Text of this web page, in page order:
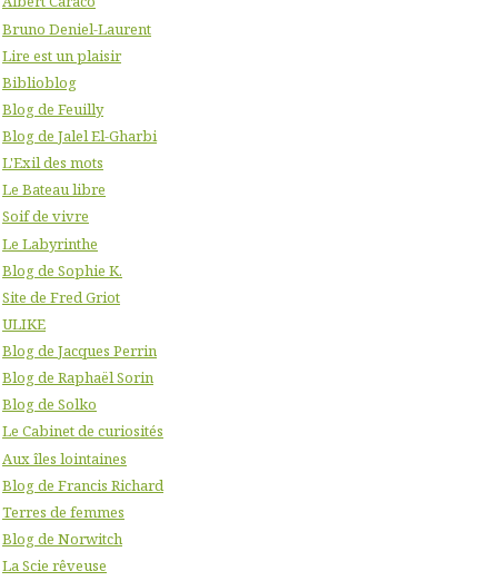
Bruno Deniel-Laurent
Lire est un plaisir
Biblioblog
Blog de Feuilly
Blog de Jalel El-Gharbi
L'Exil des mots
Le Bateau libre
Soif de vivre
Le Labyrinthe
Blog de Sophie K.
Site de Fred Griot
ULIKE
Blog de Jacques Perrin
Blog de Raphaël Sorin
Blog de Solko
Le Cabinet de curiosités
Aux îles lointaines
Blog de Francis Richard
Terres de femmes
Blog de Norwitch
La Scie rêveuse